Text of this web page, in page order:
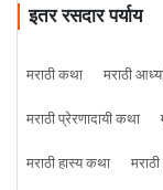
इतर रसदार पर्याय
मराठी कथा मराठी
मराठी प्रेरणादायी कथा
मराठी हास्य कथा